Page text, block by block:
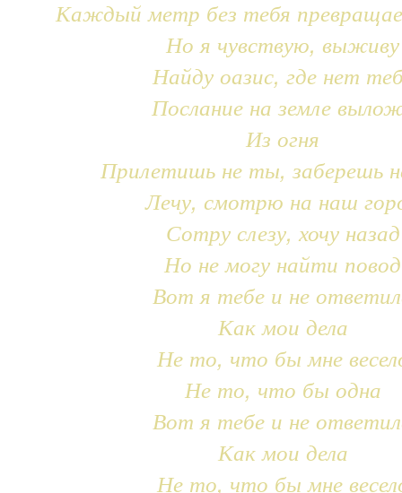
Каждый метр без тебя
Но я чувствую, выживу
Найду оазис, где нет
Послание на земле
Из огня
Прилетишь не ты, заберешь
Лечу, смотрю на наш
Сотру слезу, хочу назад
Но не могу найти повод
Вот я тебе и не
Как мои дела
Не то, что бы мне
Не то, что бы одна
Вот я тебе и не
Как мои дела
Не то, что бы мне